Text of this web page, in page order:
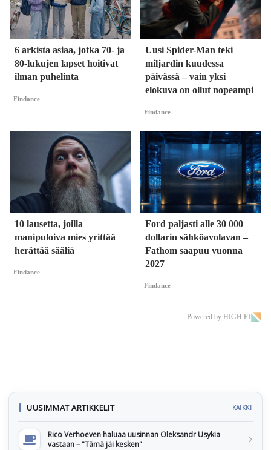
6 arkista asiaa, jotka 70- ja
80-lukujen lapset hoitivat
ilman puhelinta
Findance
Uusi Spider-Man teki
miljardin kuudessa
päivässä – vain yksi
elokuva on ollut nopeampi
Findance
10 lausetta, joilla
manipuloiva mies yrittää
herättää sääliä
Findance
Ford paljasti alle 30 000
dollarin sähköavolavan –
Fathom saapuu vuonna
2027
Findance
Powered by HIGH.FI
UUSIMMAT ARTIKKELIT KAIKKI
Rico Verhoeven haluaa uusinnan Oleksandr Usykia
vastaan – "Tämä jäi kesken"